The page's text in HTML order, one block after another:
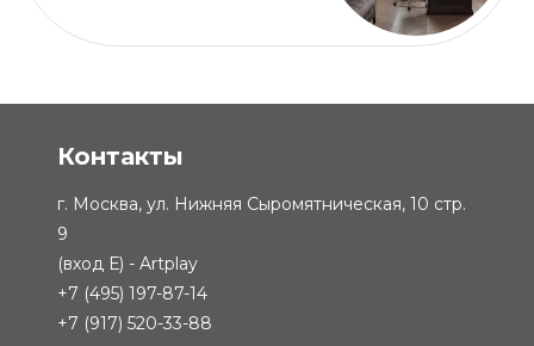
Контакты
г. Москва, ул. Нижняя Сыромятническая, 10 стр.
9
(вход Е) - Artplay
+7 (495) 197-87-14
+7 (917) 520-33-88